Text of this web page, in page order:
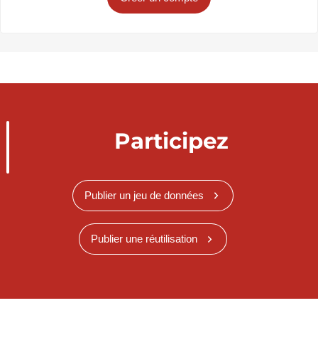
Participez
Publier un jeu de données
Publier une réutilisation